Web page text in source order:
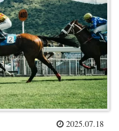
2025.07.18